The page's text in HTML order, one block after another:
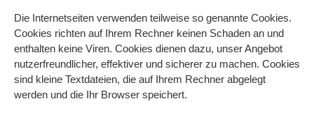
Die Internetseiten verwenden teilweise so genannte Cookies.
Cookies richten auf Ihrem Rechner keinen Schaden an und
enthalten keine Viren. Cookies dienen dazu, unser Angebot
nutzerfreundlicher, effektiver und sicherer zu machen. Cookies
sind kleine Textdateien, die auf Ihrem Rechner abgelegt
werden und die Ihr Browser speichert.